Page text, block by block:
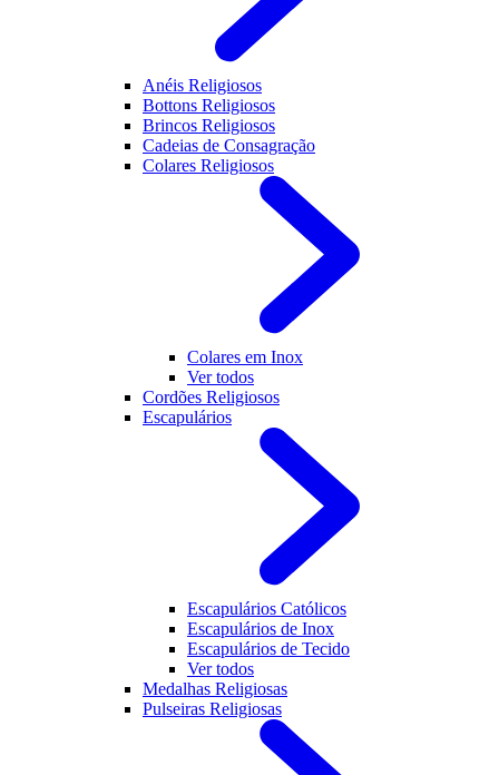
Anéis Religiosos
Bottons Religiosos
Brincos Religiosos
Cadeias de Consagração
Colares Religiosos
Colares em Inox
Ver todos
Cordões Religiosos
Escapulários
Escapulários Católicos
Escapulários de Inox
Escapulários de Tecido
Ver todos
Medalhas Religiosas
Pulseiras Religiosas